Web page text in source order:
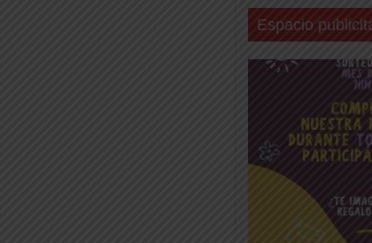
Espacio